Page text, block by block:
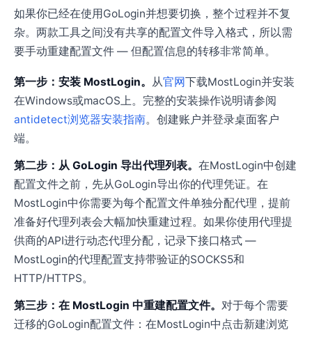
如果你已经在使用GoLogin并想要切换，整个过程并不复
杂。两款工具之间没有共享的配置文件导入格式，所以需
要手动重建配置文件 — 但配置信息的转移非常简单。
第一步：安装 MostLogin。 从官网下载MostLogin并安装
在Windows或macOS上。完整的安装操作说明请参阅
antidetect浏览器安装指南。创建账户并登录桌面客户
端。
第二步：从 GoLogin 导出代理列表。 在MostLogin中创建
配置文件之前，先从GoLogin导出你的代理凭证。在
MostLogin中你需要为每个配置文件单独分配代理，提前
准备好代理列表会大幅加快重建过程。如果你使用代理提
供商的API进行动态代理分配，记录下接口格式 —
MostLogin的代理配置支持带验证的SOCKS5和
HTTP/HTTPS。
第三步：在 MostLogin 中重建配置文件。 对于每个需要
迁移的GoLogin配置文件：在MostLogin中点击新建浏览